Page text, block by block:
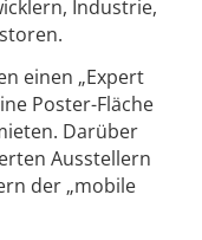
Industrie,
einen „Expert
Poster-Fläche
Darüber
Ausstellern
der „mobile